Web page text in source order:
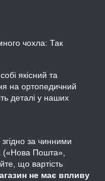
чохла: Так
якісний та
на ортопедичний
деталі у наших
за чинними
(«Нова Пошта»,
що вартість
не має впливу